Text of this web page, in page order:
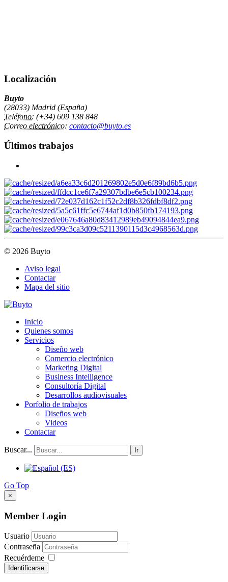
Localización
Buyto
(28033) Madrid (España)
Teléfono: (+34) 609 138 848
Correo electrónico: contacto@buyto.es
Últimos trabajos
© 2026 Buyto
Aviso legal
Contactar
Mapa del sitio
Inicio
Quienes somos
Servicios
Diseño web
Comercio electrónico
Marketing Digital
Business Intelligence
Consultoría Digital
Desarrollos audiovisuales
Porfolio de trabajos
Diseños web
Videos
Contactar
Buscar... Ir
Go Top
×
Member Login
Usuario
Contraseña
Recuérdeme
Identificarse